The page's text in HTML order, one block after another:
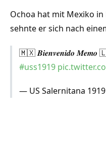
Ochoa hat mit Mexiko
sehnte er sich nach
🇲🇽 𝑩𝒊𝒆𝒏𝒗𝒆𝒏𝒊𝒅𝒐 𝑴𝒆𝒎𝒐
#uss1919
— US Salernitana